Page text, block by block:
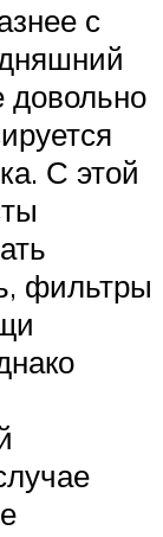
с
довольно
С этой
фильтры